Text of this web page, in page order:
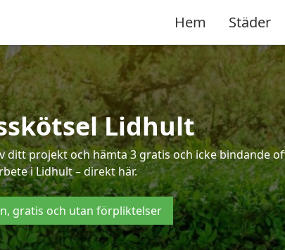
Hem Städer
Lidhult
ditt projekt och hämta 3 gratis och icke bindande
i Lidhult – direkt här.
gratis och utan förpliktelser